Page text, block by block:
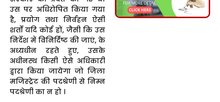
उस पर अधिरोपित किया गया
है, प्रयोग तथा निर्वहन ऐसी
शर्तों यदि कोई हों, जैसी कि उस
निर्देश में विनिर्दिष्ट की जाएं, के
अध्यधीन रहते हुए, उसके
अधीनस्थ किसी ऐसे अधिकारी
द्वारा किया जायेगा जो जिला
मजिस्ट्रेट की पदश्रेणी से निम्न
पदश्रेणी का न हो ।